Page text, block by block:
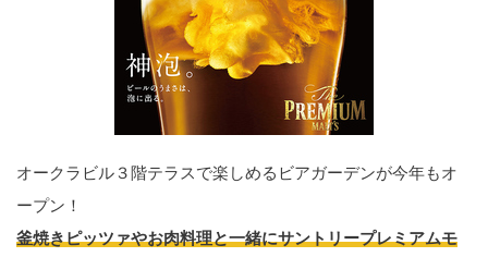
オークラビル３階テラスで楽しめるビアガーデンが今年もオ
ープン！
釜焼きピッツァやお肉料理と一緒にサントリープレミアムモ